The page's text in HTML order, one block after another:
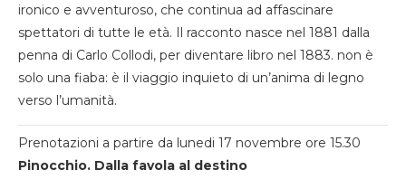
ironico e avventuroso, che continua ad affascinare
spettatori di tutte le età. Il racconto nasce nel 1881 dalla
penna di Carlo Collodi, per diventare libro nel 1883. non è
solo una fiaba: è il viaggio inquieto di un’anima di legno
verso l’umanità.
Prenotazioni a partire da lunedi 17 novembre ore 15.30
Pinocchio. Dalla favola al destino